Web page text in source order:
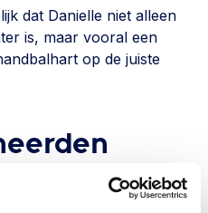
dat Danielle niet alleen
is, maar vooral een
op de juiste
Vereniging